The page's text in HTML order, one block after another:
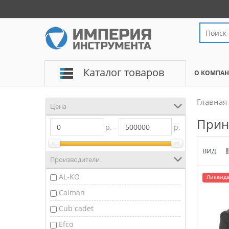
Каталог товаров О
Цена
р. - р.
Производители
AL-KO
Caiman
Cub cadet
Efco
Главная
ВИД